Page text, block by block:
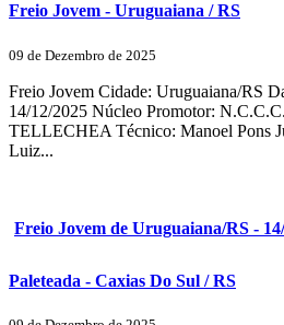
Freio Jovem - Uruguaiana / RS
09 de Dezembro de 2025
Freio Jovem Cidade: Uruguaiana/RS
14/12/2025 Núcleo Promotor:
TELLECHEA Técnico: Manoel Pons
Luiz...
Freio Jovem de Uruguaiana/RS -
Paleteada - Caxias Do Sul / RS